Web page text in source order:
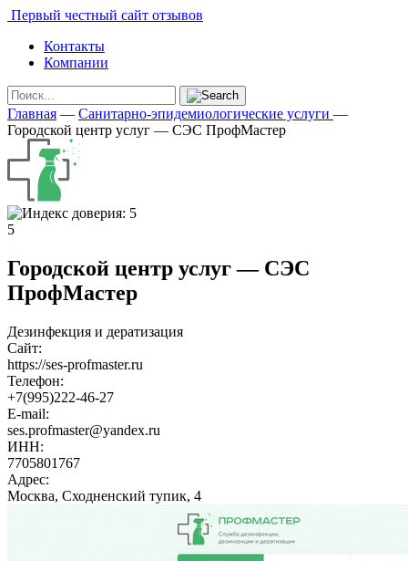
Первый честный сайт отзывов
Контакты
Компании
Главная — Санитарно-эпидемиологические услуги —
Городской центр услуг — СЭС ПрофМастер
5
Городской центр услуг — СЭС
ПрофМастер
Дезинфекция и дератизация
Сайт:
https://ses-profmaster.ru
Телефон:
+7(995)222-46-27
E-mail:
ses.profmaster@yandex.ru
ИНН:
7705801767
Адрес:
Москва, Сходненский тупик, 4